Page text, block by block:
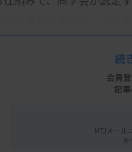
連・染色体検査の基礎知
で履修し、それぞれの確
コンテンツの受講料や申
続
会員
記
MTJメール
お